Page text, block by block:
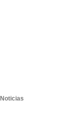
Noticias